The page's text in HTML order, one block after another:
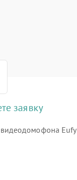
заявку
видеодомофона Eufy